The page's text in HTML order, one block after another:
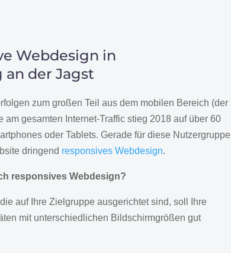
Webdesign in
an der Jagst
zum großen Teil aus dem mobilen Bereich (der
am gesamten Internet-Traffic stieg 2018 auf über 60
oder Tablets. Gerade für diese Nutzergruppe
dringend responsives Webdesign.
responsives Webdesign?
auf Ihre Zielgruppe ausgerichtet sind, soll Ihre
mit unterschiedlichen Bildschirmgrößen gut